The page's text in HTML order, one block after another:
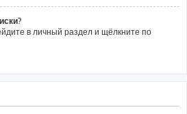
в личный раздел и щёлкните по